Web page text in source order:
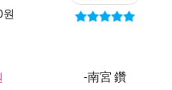
-南宮 鑽